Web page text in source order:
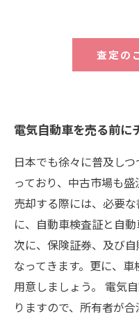
査定の
電気自動車を売る前に
日本でも徐々に普及し
っており、中古市場も
売却する際には、必要
に、自動車検査証と自動
次に、保険証券、及び
なってきます。更に、
用意しましょう。 電気
りますので、所有者が